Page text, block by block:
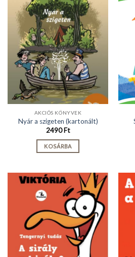
AKCIÓS KÖNYVEK
Nyár a szigeten (kartonált)
2490Ft
KOSÁRBA